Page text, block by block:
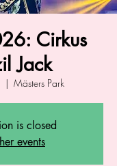
Cirkus
Jack
  |
Mästers Park
is closed
events